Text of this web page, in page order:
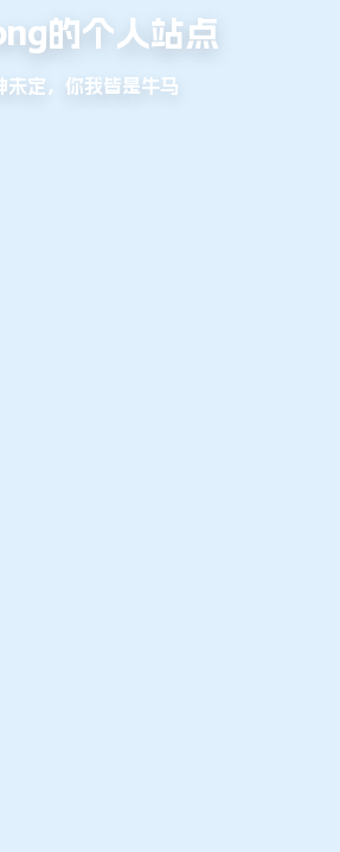
的个人站点
未定，你我皆是牛马